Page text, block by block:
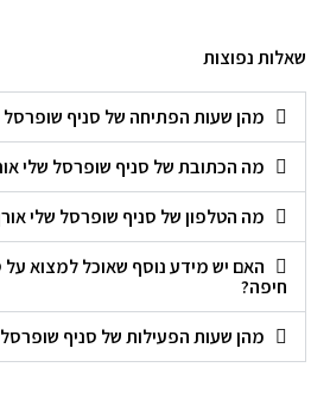
שאלות נפוצות
מהן שעות הפתיחה של סניף שופרסל
מה הכתובת של סניף שופרסל שלי
מה הטלפון של סניף שופרסל שלי
האם יש מידע נוסף שאוכל למצוא על
חיפה?
מהן שעות הפעילות של סניף שופרסל